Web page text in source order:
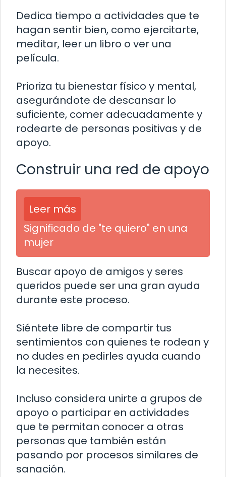
Dedica tiempo a actividades que te
hagan sentir bien, como ejercitarte,
meditar, leer un libro o ver una
película.
Prioriza tu bienestar físico y mental,
asegurándote de descansar lo
suficiente, comer adecuadamente y
rodearte de personas positivas y de
apoyo.
Construir una red de apoyo
Leer más
Significado de "te quiero" en una
mujer
Buscar apoyo de amigos y seres
queridos puede ser una gran ayuda
durante este proceso.
Siéntete libre de compartir tus
sentimientos con quienes te rodean y
no dudes en pedirles ayuda cuando
la necesites.
Incluso considera unirte a grupos de
apoyo o participar en actividades
que te permitan conocer a otras
personas que también están
pasando por procesos similares de
sanación.